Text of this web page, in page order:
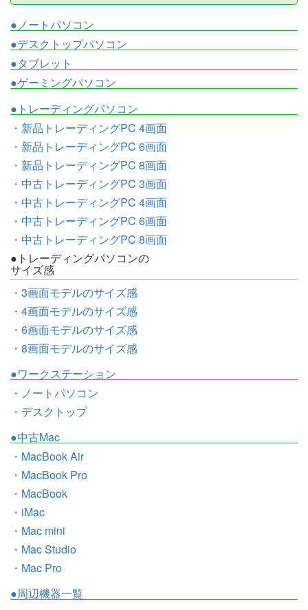
●ノートパソコン
●デスクトップパソコン
●タブレット
●ゲーミングパソコン
●トレーディングパソコン
・新品トレーディングPC 4画面
・新品トレーディングPC 6画面
・新品トレーディングPC 8画面
・中古トレーディングPC 3画面
・中古トレーディングPC 4画面
・中古トレーディングPC 6画面
・中古トレーディングPC 8画面
●トレーディングパソコンの
サイズ感
・3画面モデルのサイズ感
・4画面モデルのサイズ感
・6画面モデルのサイズ感
・8画面モデルのサイズ感
●ワークステーション
・ノートパソコン
・デスクトップ
●中古Mac
・MacBook Air
・MacBook Pro
・MacBook
・iMac
・Mac mini
・Mac Studio
・Mac Pro
●周辺機器一覧